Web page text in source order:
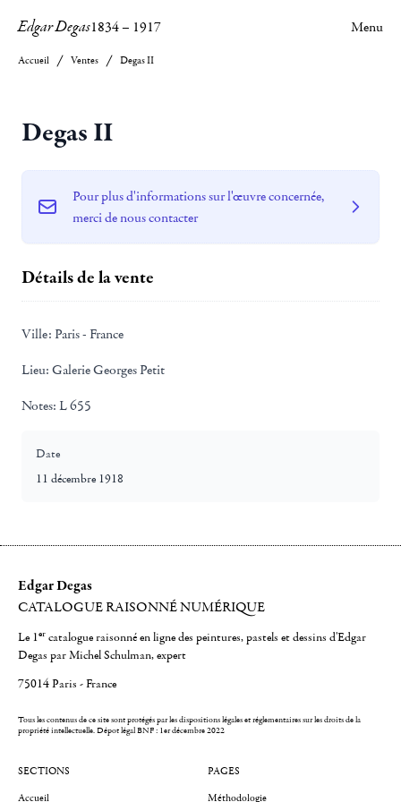
Edgar Degas1834– 1917 Menu
Accueil Ventes Degas II
Degas II
Pour plus d'informations sur l'œuvre concernée,
merci de nous contacter
Détails de la vente
Ville: Paris - France
Lieu: Galerie Georges Petit
Notes: L 655
Date
11 décembre 1918
Edgar Degas
CATALOGUE RAISONNÉ NUMÉRIQUE
Le 1er catalogue raisonné en ligne des peintures, pastels et dessins d'Edgar
Degas par Michel Schulman, expert
75014 Paris - France
Tous les contenus de ce site sont protégés par les dispositions légales et réglementaires sur les droits de la
propriété intellectuelle.Dépot légal BNF : 1er décembre 2022
SECTIONS
Accueil
PAGES
Méthodologie